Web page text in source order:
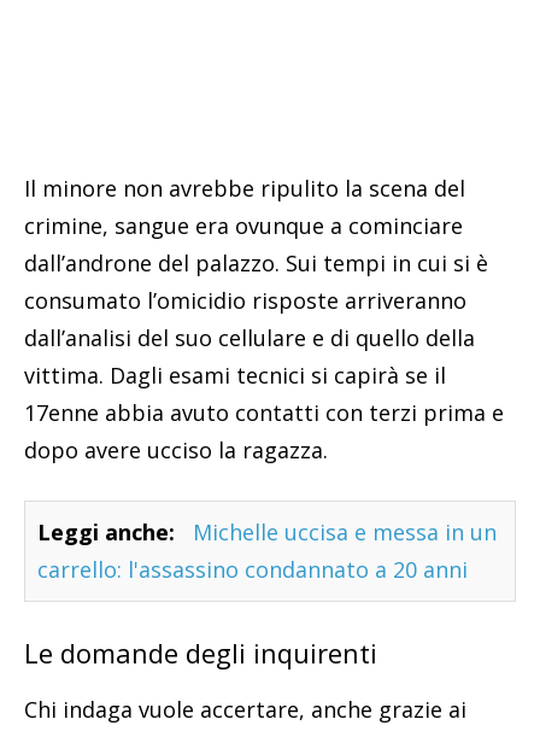
Il minore non avrebbe ripulito la scena del
crimine, sangue era ovunque a cominciare
dall’androne del palazzo. Sui tempi in cui si è
consumato l’omicidio risposte arriveranno
dall’analisi del suo cellulare e di quello della
vittima. Dagli esami tecnici si capirà se il
17enne abbia avuto contatti con terzi prima e
dopo avere ucciso la ragazza.
Leggi anche:
Michelle uccisa e messa in un
carrello: l'assassino condannato a 20 anni
Le domande degli inquirenti
Chi indaga vuole accertare, anche grazie ai